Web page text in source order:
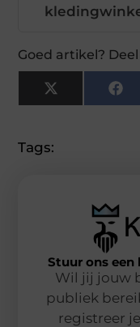
Goed artikel?
X
(Twitter)
Tags:
Stuur ons een
Wil jij jouw
publiek
registreer